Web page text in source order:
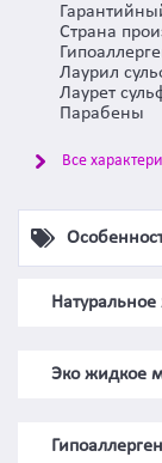
Страна
Лаурил
Лаурет
Парабены
Все
Эко жидкое